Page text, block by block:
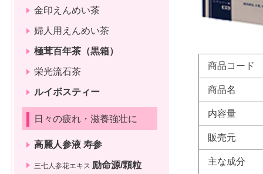
商品コード
商品名
内容量
販売元
主な成分
金印えんめい茶
婦人用えんめい茶
極茸百年茶（黒箱）
栄光流石茶
ルイボスティー
日々の疲れ・滋養強壮に
高麗人参液 寿参
三七人参花エキス 励命源/顆粒